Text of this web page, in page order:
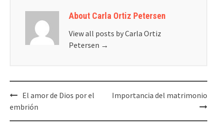
About Carla Ortiz Petersen
View all posts by Carla Ortiz
Petersen →
Post
navigation
El amor de Dios por el
embrión
Importancia del matrimonio